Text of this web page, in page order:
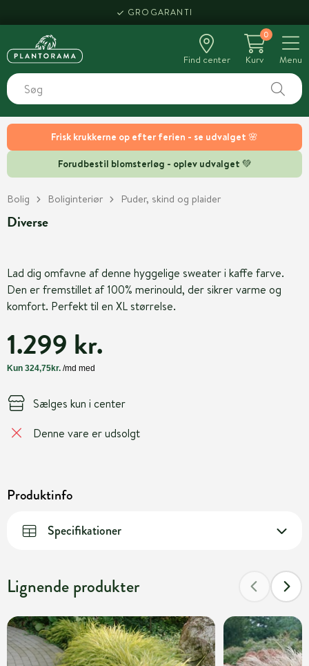
Frisk krukkerne op efter ferien - se udvalget 🌸
Forudbestil blomsterløg - oplev udvalget 💚
GROGARANTI
Find center
0
Kurv
Menu
Bolig Boliginteriør Puder, skind og plaider
Diverse
Lad dig omfavne af denne hyggelige sweater i kaffe farve.
Den er fremstillet af 100% merinould, der sikrer varme og
komfort. Perfekt til en XL størrelse.
1.299 kr.
Sælges kun i center
Denne vare er udsolgt
Produktinfo
Specifikationer
Lignende produkter